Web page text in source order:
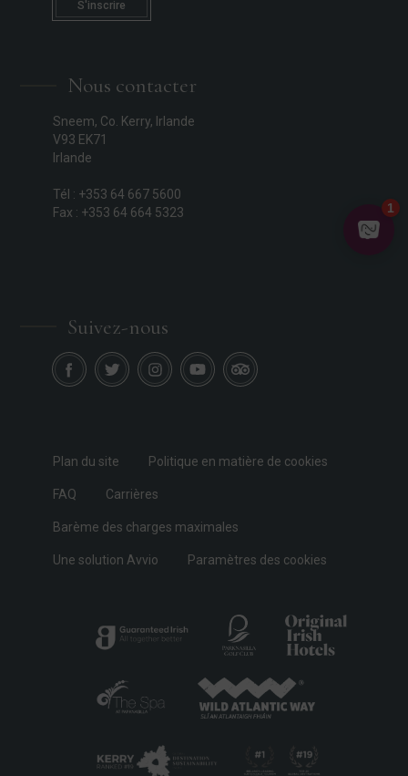
S'inscrire
Suivez-nous
Nous contacter
Sneem, Co. Kerry, Irlande
V93 EK71
Irlande
Tél : +353 64 667 5600
Fax : +353 64 664 5323
Plan du site Politique en matière de cookies
FAQ Carrières
Barème des charges maximales
Une solution Avvio Paramètres des cookies